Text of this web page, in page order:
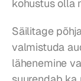
kohustus olla
Säilitage
valmistuda
lähenemine